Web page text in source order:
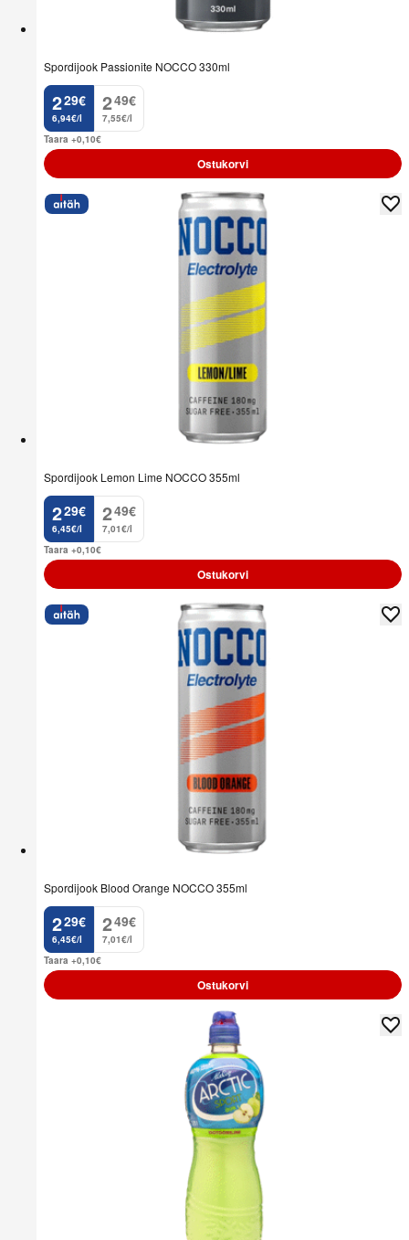
Spordijook Passionite NOCCO 330ml
2
. 29€
6,94€/l
2
. 49€
7,55€/l
Taara +0,10€
Ostukorvi
Spordijook Lemon Lime NOCCO 355ml
2
. 29€
6,45€/l
2
. 49€
7,01€/l
Taara +0,10€
Ostukorvi
Spordijook Blood Orange NOCCO 355ml
2
. 29€
6,45€/l
2
. 49€
7,01€/l
Taara +0,10€
Ostukorvi